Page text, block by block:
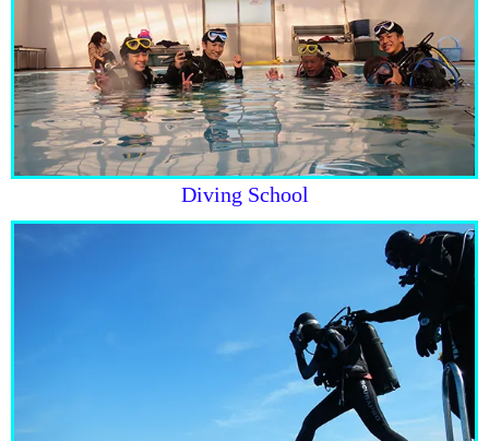
Diving School